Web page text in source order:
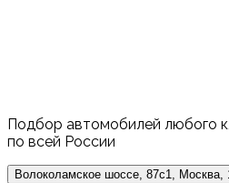
Подбор автомобилей любого
по всей России
Волоколамское шоссе, 87с1, Москва,